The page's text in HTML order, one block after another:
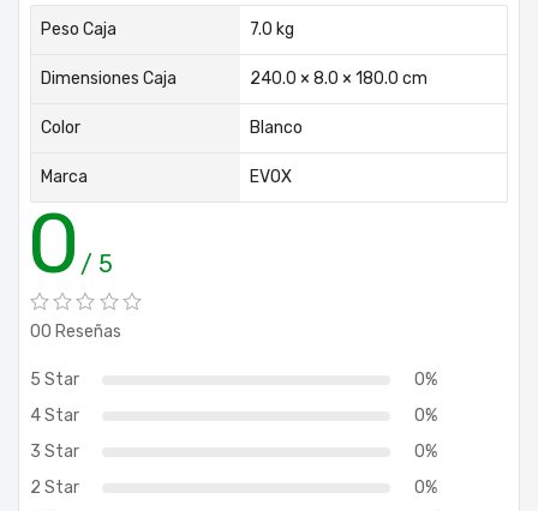
Peso Caja 7.0 kg
Dimensiones Caja 240.0 × 8.0 × 180.0 cm
Color Blanco
Marca EVOX
0 / 5
00 Reseñas
5 Star
0%
4 Star
0%
3 Star
0%
2 Star
0%